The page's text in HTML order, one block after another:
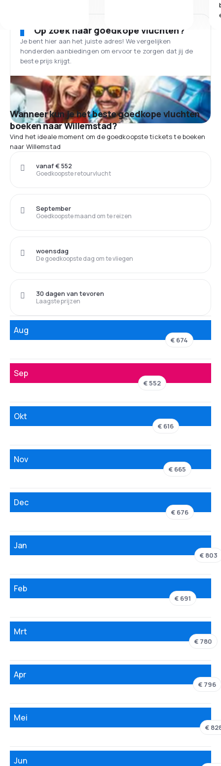
Op zoek naar goedkope vluchten?
Je bent hier aan het juiste adres! We vergelijken
honderden aanbiedingen om ervoor te zorgen dat jij de
beste prijs krijgt.
Wanneer kun je het beste goedkope vluchten
boeken naar Willemstad?
Vind het ideale moment om de goedkoopste tickets te boeken
naar Willemstad
Goedkoopste retourvlucht
vanaf € 552
Goedkoopste maand om te reizen
September
De goedkoopste dag om te vliegen
woensdag
Laagste prijzen
30 dagen van tevoren
Aug
€ 674
Sep
€ 552
Okt
€ 616
Nov
€ 665
Dec
€ 676
Jan
€ 803
Feb
€ 691
Mrt
€ 780
Apr
€ 796
Mei
€
Jun